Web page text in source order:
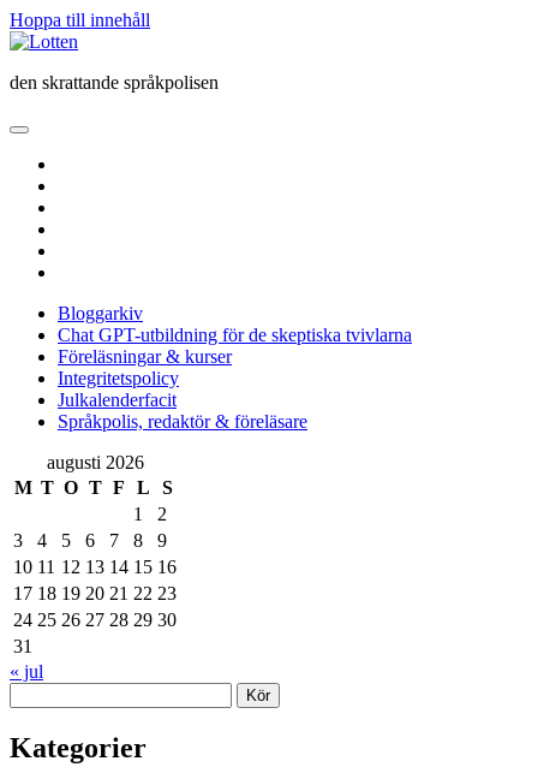
Hoppa till innehåll
Lotten
den skrattande språkpolisen
öppna
meny
Bloggarkiv
Chat GPT-utbildning för de skeptiska tvivlarna
Föreläsningar & kurser
Integritetspolicy
Julkalenderfacit
Språkpolis, redaktör & föreläsare
Sidopanel
augusti 2026
M T O T F L
S
1
2
3
4 5 6 7 8
9
10 11 12 13 14 15 16
17 18 19 20 21 22 23
24 25 26 27 28 29 30
31
« jul
Kategorier